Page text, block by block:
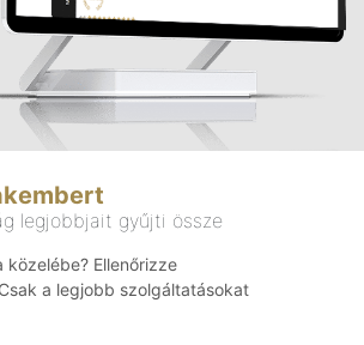
legjobbjait gyűjti össze
közelébe? Ellenőrizze
a legjobb szolgáltatásokat